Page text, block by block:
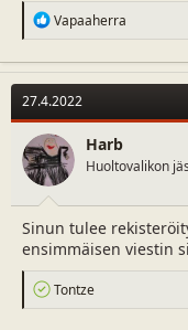
R
e
c
t
i
o
n
s
:
Vapaaherra
27.4.2022
Harb
Huoltovalikon
Sinun tulee
ensimmäisen viestin
R
e
Tontze